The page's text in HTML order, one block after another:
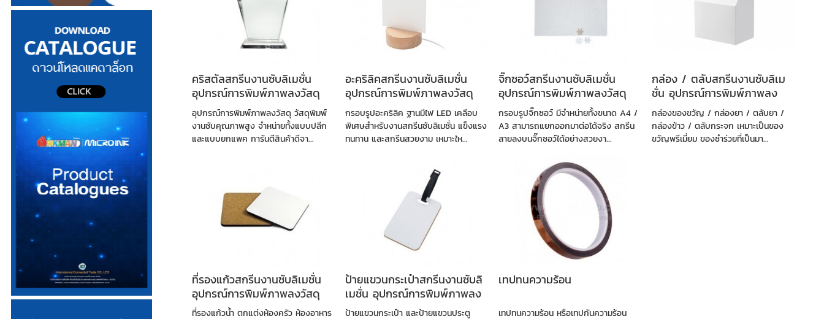
คริสตัลสกรีนงานซับลิเมชั่น
อุปกรณ์การพิมพ์ภาพลงวัสดุ
อุปกรณ์การพิมพ์ภาพลงวัสดุ วัสดุพิมพ์
งานซับคุณภาพสูง จำหน่ายทั้งแบบปลีก
และแบบยกแพค การันตีสินค้าดีจา...
อะคริลิคสกรีนงานซับลิเมชั่น
อุปกรณ์การพิมพ์ภาพลงวัสดุ
กรอบรูปอะคริลิค ฐานมีไฟ LED เคลือบ
พิเศษสำหรับงานสกรีนซับลิเมชั่น แข็งแรง
ทนทาน และสกรีนสวยงาม เหมาะให...
จิ๊กซอว์สกรีนงานซับลิเมชั่น
อุปกรณ์การพิมพ์ภาพลงวัสดุ
กรอบรูปจิ๊กซอว์ มีจำหน่ายทั้งขนาด A4 /
A3 สามารถแยกออกมาต่อได้จริง สกรีน
ลายลงบนจิ๊กซอว์ได้อย่างสวยงา...
กล่อง / ตลับสกรีนงานซับลิเม
ชั่น อุปกรณ์การพิมพ์ภาพลง
วัสดุ
กล่องของขวัญ / กล่องยา / ตลับยา /
กล่องข้าว / ตลับกระจก เหมาะเป็นของ
ขวัญพรีเมี่ยม ของชำร่วยที่เป็นมา...
ที่รองแก้วสกรีนงานซับลิเมชั่น
อุปกรณ์การพิมพ์ภาพลงวัสดุ
ที่รองแก้วน้ำ ตกแต่งห้องครัว ห้องอาหาร
ป้ายแขวนกระเป๋าสกรีนงานซับลิ
เมชั่น อุปกรณ์การพิมพ์ภาพลง
วัสดุ
ป้ายแขวนกระเป๋า และป้ายแขวนประตู
เทปทนความร้อน
เทปทนความร้อน หรือเทปกันความร้อน